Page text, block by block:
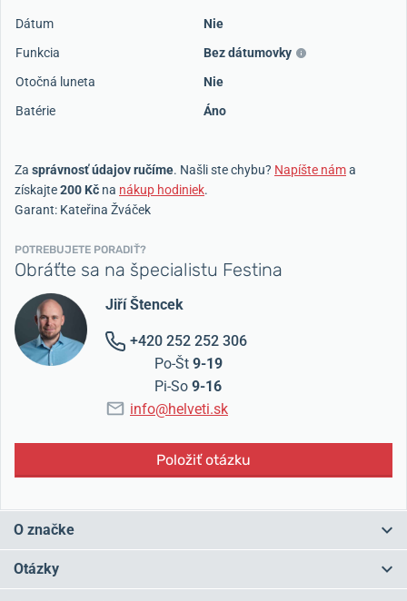
Dátum
Nie
Funkcia
Bez dátumovky
Otočná luneta
Nie
Batérie
Áno
Za správnosť údajov ručíme. Našli ste chybu? Napíšte náma
získajte200 Kč na nákup hodiniek.
Garant: Kateřina Žváček
POTREBUJETE PORADIŤ?
Obráťte sa na špecialistu Festina
Jiří Štencek
+420 252 252 306
Po-Št 9-19
Pi-So 9-16
info@helveti.sk
Položiť otázku
O značke
značka vzniká.
Otázky